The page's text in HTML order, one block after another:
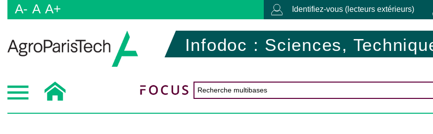
A- A A+ Identifiez-vous (lecteurs extérieurs)
Infodoc : Sciences,